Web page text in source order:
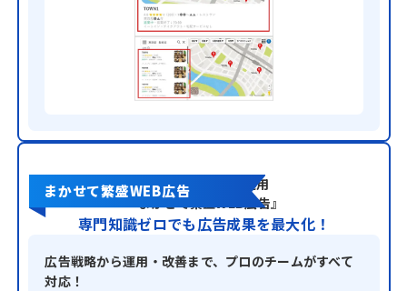
まかせて繁盛WEB広告完全おまかせ広告運用
『まかせて繁盛WEB広告』
専門知識ゼロでも広告成果を最大化！
広告戦略から運用・改善まで、プロのチームがすべて
対応！